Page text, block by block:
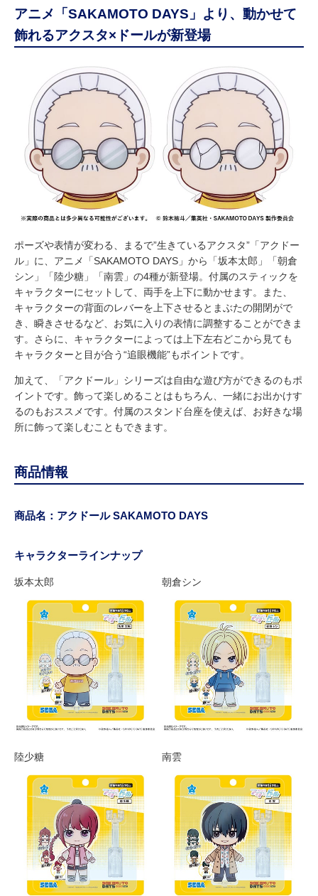
アニメ「SAKAMOTO DAYS」より、動かせて
飾れるアクスタ×ドールが新登場
ポーズや表情が変わる、まるで”生きているアクスタ”「アクドー
ル」に、アニメ「SAKAMOTO DAYS」から「坂本太郎」「朝倉
シン」「陸少糖」「南雲」の4種が新登場。付属のスティックを
キャラクターにセットして、両手を上下に動かせます。また、
キャラクターの背面のレバーを上下させるとまぶたの開閉がで
き、瞬きさせるなど、お気に入りの表情に調整することができま
す。さらに、キャラクターによっては上下左右どこから見ても
キャラクターと目が合う“追眼機能”もポイントです。
加えて、「アクドール」シリーズは自由な遊び方ができるのもポ
イントです。飾って楽しめることはもちろん、一緒にお出かけす
るのもおススメです。付属のスタンド台座を使えば、お好きな場
所に飾って楽しむこともできます。
商品情報
商品名：アクドール SAKAMOTO DAYS
キャラクターラインナップ
坂本太郎 朝倉シン
陸少糖 南雲